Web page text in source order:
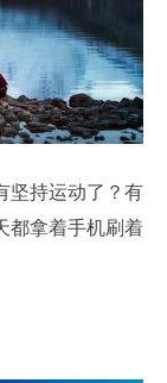
坚持运动了？有
都拿着手机刷着